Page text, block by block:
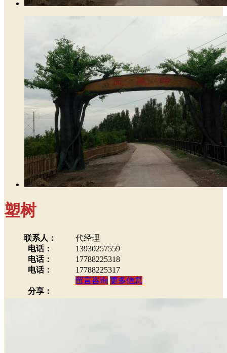
塑树
联系人：
代经理
电话：
13930257559
电话：
17788225318
电话：
17788225317
留言咨询 更多信息
分享：